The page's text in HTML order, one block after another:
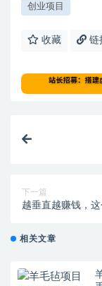
创业项目
收藏 链
下一篇
越垂直越赚钱，
相关文章